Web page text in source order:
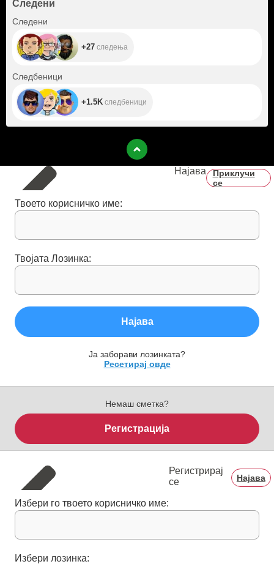
Следени
Следени
+27 следења
Следбеници
+1.5K следбеници
Најава
Приклучи
се
Твоето корисничко име:
Твојата Лозинка:
Најава
Ја заборави лозинката?
Ресетирај овде
Немаш сметка?
Регистрација
Регистрирај
се
Најава
Избери го твоето корисничко име:
Избери лозинка: